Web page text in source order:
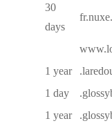
30
days
1 year
1 day
1 year